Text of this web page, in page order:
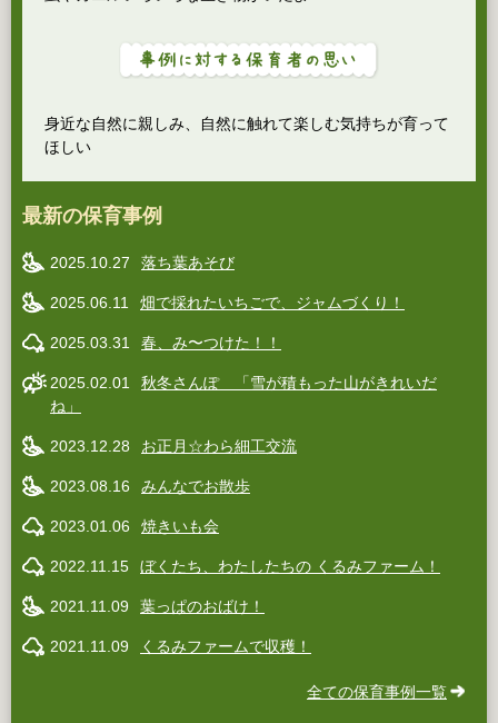
身近な自然に親しみ、自然に触れて楽しむ気持ちが育って
ほしい
最新の保育事例
2025.10.27 落ち葉あそび
2025.06.11 畑で採れたいちごで、ジャムづくり！
2025.03.31 春、み〜つけた！！
2025.02.01
秋冬さんぽ 「雪が積もった山がきれいだ
ね」
2023.12.28 お正月☆わら細工交流
2023.08.16 みんなでお散歩
2023.01.06 焼きいも会
2022.11.15 ぼくたち、わたしたちの くるみファーム！
2021.11.09 葉っぱのおばけ！
2021.11.09 くるみファームで収穫！
全ての保育事例一覧